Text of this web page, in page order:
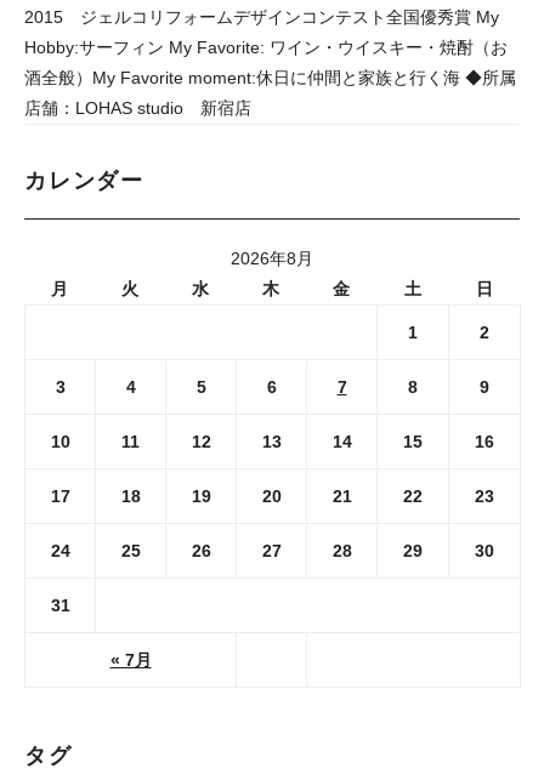
2015 ジェルコリフォームデザインコンテスト全国優秀賞 My
Hobby:サーフィン My Favorite: ワイン・ウイスキー・焼酎（お
酒全般）My Favorite moment:休日に仲間と家族と行く海 ◆所属
店舗：LOHAS studio 新宿店
カレンダー
2026年8月
月
火 水 木 金 土 日
« 7月
1 2
3 4 5 6 7 8 9
10 11 12 13 14 15 16
17 18 19 20 21 22 23
24 25 26 27 28 29 30
31
タグ